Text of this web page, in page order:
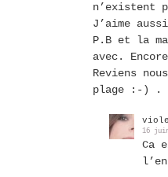
n’existent
J’aime
P.B et la
avec.
Reviens
plage :-) .
16
Ca